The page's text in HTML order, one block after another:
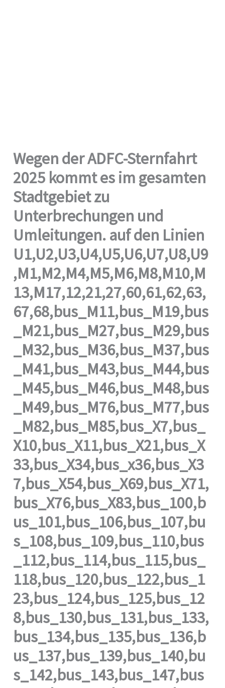
Wegen der ADFC-Sternfahrt
2025 kommt es im gesamten
Stadtgebiet zu
Unterbrechungen und
Umleitungen. auf den Linien
U1,U2,U3,U4,U5,U6,U7,U8,U9
,M1,M2,M4,M5,M6,M8,M10,M
13,M17,12,21,27,60,61,62,63,
67,68,bus_M11,bus_M19,bus
_M21,bus_M27,bus_M29,bus
_M32,bus_M36,bus_M37,bus
_M41,bus_M43,bus_M44,bus
_M45,bus_M46,bus_M48,bus
_M49,bus_M76,bus_M77,bus
_M82,bus_M85,bus_X7,bus_
X10,bus_X11,bus_X21,bus_X
33,bus_X34,bus_x36,bus_X3
7,bus_X54,bus_X69,bus_X71,
bus_X76,bus_X83,bus_100,b
us_101,bus_106,bus_107,bu
s_108,bus_109,bus_110,bus
_112,bus_114,bus_115,bus_
118,bus_120,bus_122,bus_1
23,bus_124,bus_125,bus_12
8,bus_130,bus_131,bus_133,
bus_134,bus_135,bus_136,b
us_137,bus_139,bus_140,bu
s_142,bus_143,bus_147,bus